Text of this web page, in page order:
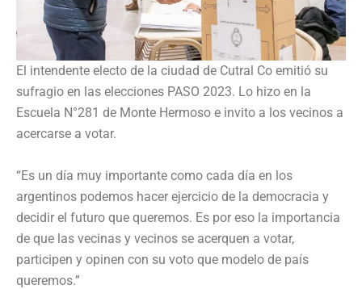
El intendente electo de la ciudad de Cutral Co emitió su
sufragio en las elecciones PASO 2023. Lo hizo en la
Escuela N°281 de Monte Hermoso e invito a los vecinos a
acercarse a votar.
“Es un día muy importante como cada día en los
argentinos podemos hacer ejercicio de la democracia y
decidir el futuro que queremos. Es por eso la importancia
de que las vecinas y vecinos se acerquen a votar,
participen y opinen con su voto que modelo de país
queremos.”